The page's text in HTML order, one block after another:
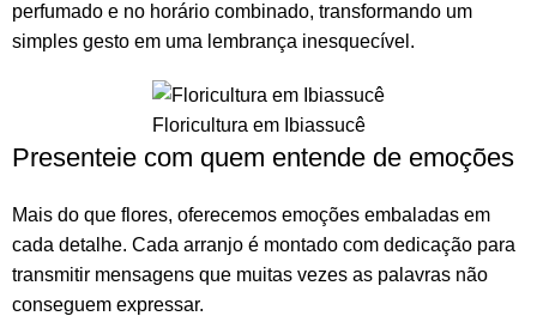
perfumado e no horário combinado, transformando um
simples gesto em uma lembrança inesquecível.
Floricultura em Ibiassucê
Presenteie com quem entende de emoções
Mais do que flores, oferecemos emoções embaladas em
cada detalhe. Cada arranjo é montado com dedicação para
transmitir mensagens que muitas vezes as palavras não
conseguem expressar.